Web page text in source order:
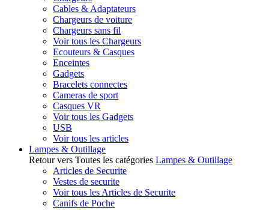
Cables & Adaptateurs
Chargeurs de voiture
Chargeurs sans fil
Voir tous les Chargeurs
Ecouteurs & Casques
Enceintes
Gadgets
Bracelets connectes
Cameras de sport
Casques VR
Voir tous les Gadgets
USB
Voir tous les articles
Lampes & Outillage
Retour vers Toutes les catégories Lampes & Outillage
Articles de Securite
Vestes de securite
Voir tous les Articles de Securite
Canifs de Poche